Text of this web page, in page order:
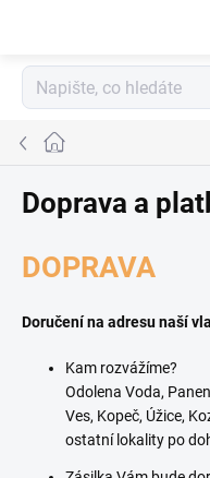
Domů
Doprava a
DOPRAVA
Doručení na adresu naší
Kam rozvážíme?
Odolena Voda,
Ves, Kopeč, Úžice,
ostatní lokality po